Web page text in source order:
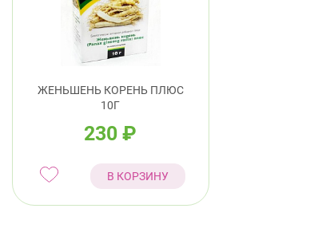
ЖЕНЬШЕНЬ КОРЕНЬ ПЛЮС
10Г
230₽
В КОРЗИНУ